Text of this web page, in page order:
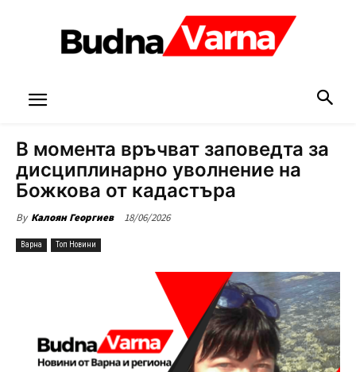
В момента връчват заповедта за
дисциплинарно уволнение на
Божкова от кадастъра
By Калоян Георгиев 18/06/2026
Варна Топ Новини